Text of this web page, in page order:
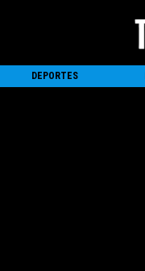
DEPORTES